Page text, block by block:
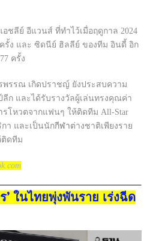
ชลีย์ อีแวนส์ ที่ทำไว้เมื่อฤดูกาล 2024
รั้ง และ ซิดนีย์ ฮิลลีย์ ของทีม อินดี้ อิก
ครั้ง
พรรณ เกิดปราชญ์ ยังประสบความ
ลีก และได้รับรางวัลผู้เล่นทรงคุณค่า
รโหวตจากแฟนๆ ให้ติดทีม All-Star
กา และเป็นนักกีฬาต่างชาติเพียงราย
ติดทีม
’ ในไทยพุ่งพันราย เร่งฉีด